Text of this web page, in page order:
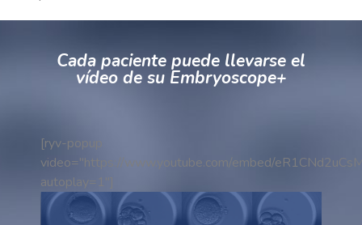
Cada paciente puede llevarse el
vídeo de su Embryoscope+
[ryv-popup
video="https://www.youtube.com/embed/
autoplay=1"]